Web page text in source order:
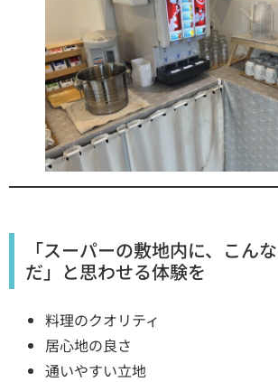
「スーパーの敷地内に、こん
だ」と思わせる体験を
料理のクオリティ
居心地の良さ
通いやすい立地